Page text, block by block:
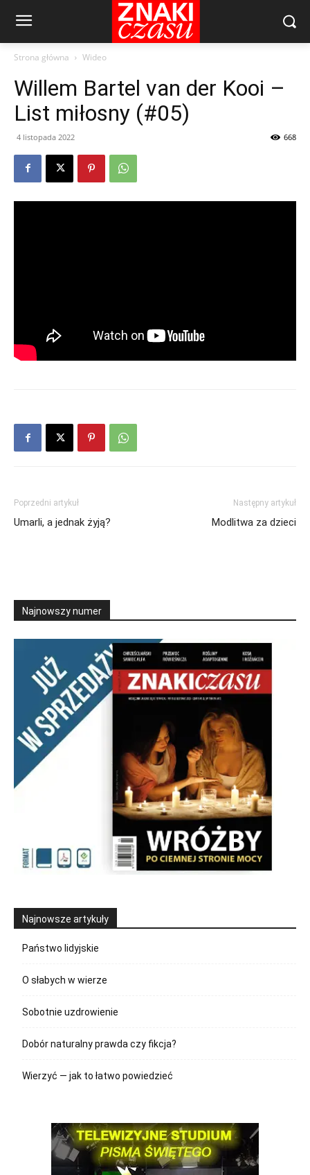
Strona główna Wideo
Willem Bartel van der Kooi –
List miłosny (#05)
4 listopada 2022 668
Poprzedni artykuł
Umarli, a jednak żyją?
Następny artykuł
Modlitwa za dzieci
Najnowszy numer
Najnowsze artykuły
Państwo lidyjskie
O słabych w wierze
Sobotnie uzdrowienie
Dobór naturalny prawda czy fikcja?
Wierzyć — jak to łatwo powiedzieć